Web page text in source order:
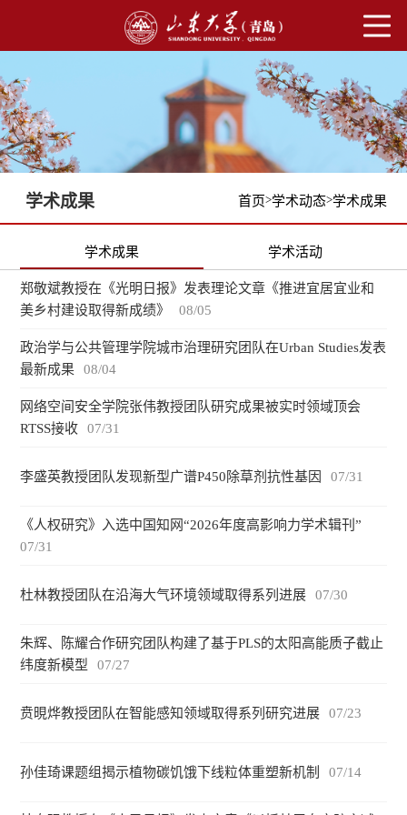
学术成果 首页>学术动态>学术成果
学术成果 学术活动
郑敬斌教授在《光明日报》发表理论文章《推进宜居宜业和
美乡村建设取得新成绩》
08/05
政治学与公共管理学院城市治理研究团队在Urban Studies发表
最新成果
08/04
网络空间安全学院张伟教授团队研究成果被实时领域顶会
RTSS接收
07/31
李盛英教授团队发现新型广谱P450除草剂抗性基因 07/31
《人权研究》入选中国知网“2026年度高影响力学术辑刊”
07/31
杜林教授团队在沿海大气环境领域取得系列进展 07/30
朱辉、陈耀合作研究团队构建了基于PLS的太阳高能质子截止
纬度新模型
07/27
贲晛烨教授团队在智能感知领域取得系列研究进展 07/23
孙佳琦课题组揭示植物碳饥饿下线粒体重塑新机制 07/14